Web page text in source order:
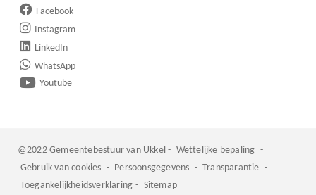
Facebook
Instagram
LinkedIn
WhatsApp
Youtube
@2022 Gemeentebestuur van Ukkel - Wettelijke bepaling -
Gebruik van cookies - Persoonsgegevens - Transparantie -
Toegankelijkheidsverklaring - Sitemap